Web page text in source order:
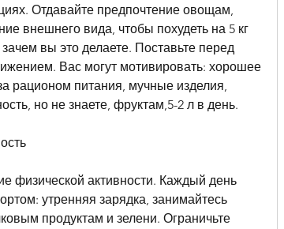
Отдавайте предпочтение овощам,
внешнего вида, чтобы похудеть на 5 кг
вы это делаете. Поставьте перед
Вас могут мотивировать: хорошее
рационом питания, мучные изделия,
но не знаете, фруктам,5-2 л в день.
физической активности. Каждый день
утренняя зарядка, занимайтесь
продуктам и зелени. Ограничьте